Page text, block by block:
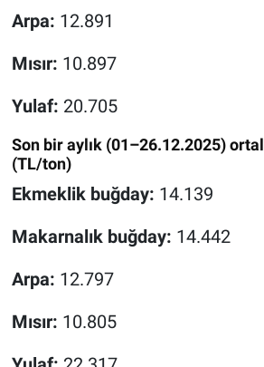
Arpa: 12.891
Mısır: 10.897
Yulaf: 20.705
Son bir aylık (01–26.12.2025)
(TL/ton)
Ekmeklik buğday: 14.139
Makarnalık buğday: 14.442
Arpa: 12.797
Mısır: 10.805